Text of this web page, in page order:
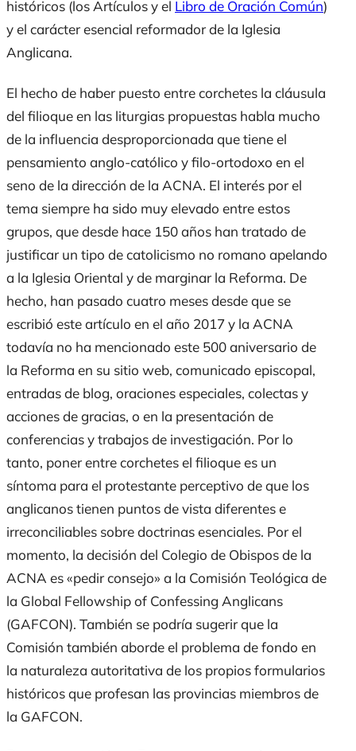
históricos (losArtículosy el Libro de Oración Común)
y el carácter esencial reformador de la Iglesia
Anglicana.
El hecho de haber puesto entre corchetes la cláusula
del filioque en las liturgias propuestas habla mucho
de la influencia desproporcionada que tiene el
pensamiento anglo-católico y filo-ortodoxo en el
seno de la dirección de la ACNA. El interés por el
tema siempre ha sido muy elevado entre estos
grupos, que desde hace 150 años han tratado de
justificar un tipo de catolicismo no romano apelando
a la Iglesia Oriental y de marginar la Reforma. De
hecho, han pasado cuatro meses desde que se
escribió este artículo en el año 2017 y la ACNA
todavía no ha mencionado este 500 aniversario de
la Reforma en su sitio web, comunicado episcopal,
entradas de blog, oraciones especiales, colectas y
acciones de gracias, o en la presentación de
conferencias y trabajos de investigación. Por lo
tanto, poner entre corchetes el filioque es un
síntoma para el protestante perceptivo de que los
anglicanos tienen puntos de vista diferentes e
irreconciliables sobre doctrinas esenciales. Por el
momento, la decisión del Colegio de Obispos de la
ACNA es «pedir consejo» a la Comisión Teológica de
la Global Fellowship of Confessing Anglicans
(GAFCON). También se podría sugerir que la
Comisión también aborde el problema de fondo en
la naturaleza autoritativa de los propios formularios
históricos que profesan las provincias miembros de
la GAFCON.